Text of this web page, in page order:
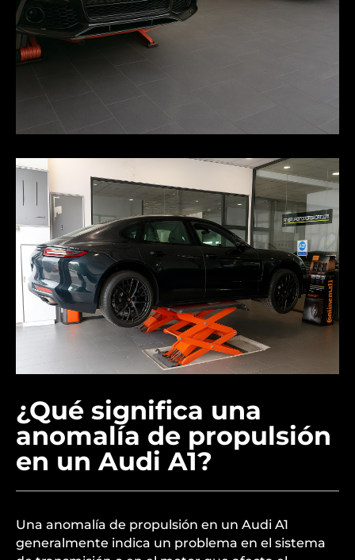
¿Qué significa una
anomalía de propulsión
en un Audi A1?
Una anomalía de propulsión en un Audi A1
generalmente indica un problema en el sistema